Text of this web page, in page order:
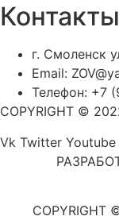
Контакты
г. Смоленск
Email:
Телефон: +7
COPYRIGHT ©
Vk Twitter Youtube